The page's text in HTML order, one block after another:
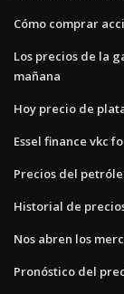
Cómo comprar
Los precios de la
mañana
Hoy precio de
Essel finance vkc
Precios del
Historial de
Nos abren los
Pronóstico del